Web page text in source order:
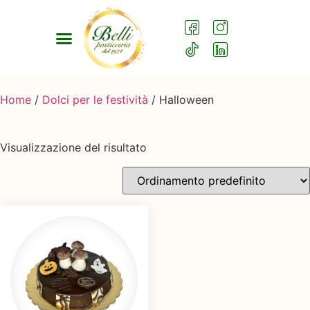
Home / Dolci per le festività / Halloween
Visualizzazione del risultato